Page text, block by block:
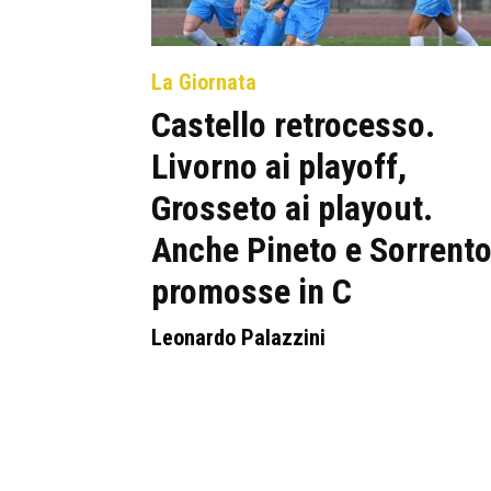
La Giornata
Castello retrocesso.
Livorno ai playoff,
Grosseto ai playout.
Anche Pineto e Sorrento
promosse in C
Leonardo Palazzini